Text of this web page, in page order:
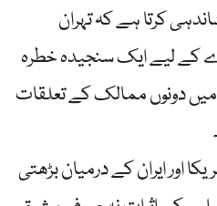
کرتا ہے کہ تہران
کے لیے ایک سنجیدہ خطرہ
دونوں ممالک کے تعلقات
اور ایران کے درمیان بڑھتی